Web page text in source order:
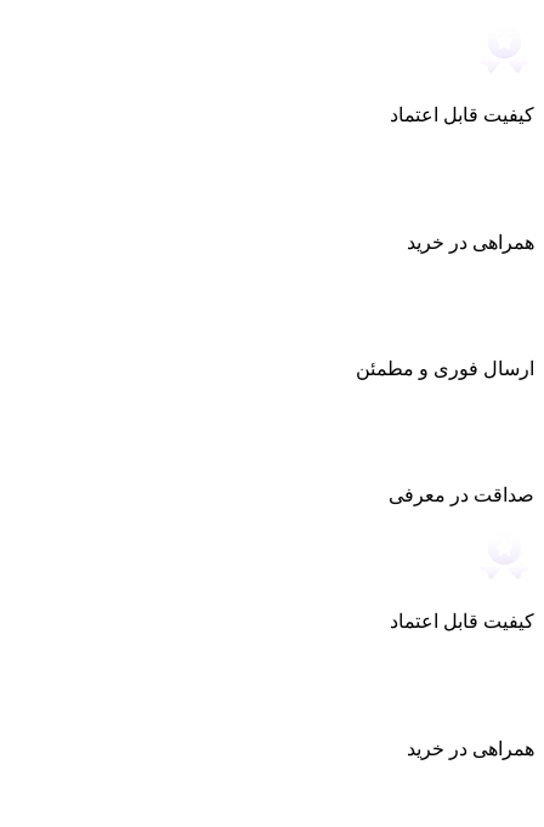
کیفیت قابل اعتماد
همراهی در خرید
ارسال فوری و مطمئن
صداقت در معرفی
کیفیت قابل اعتماد
همراهی در خرید